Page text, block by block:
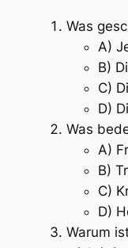
Was
A)
B)
C)
D)
Was
A)
B)
C)
D)
Warum